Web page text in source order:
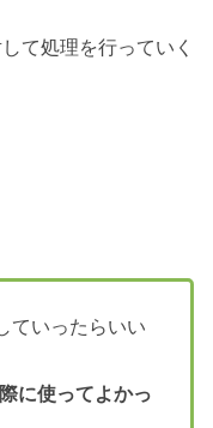
て処理を行っていく
ていったらいい
に使ってよかっ